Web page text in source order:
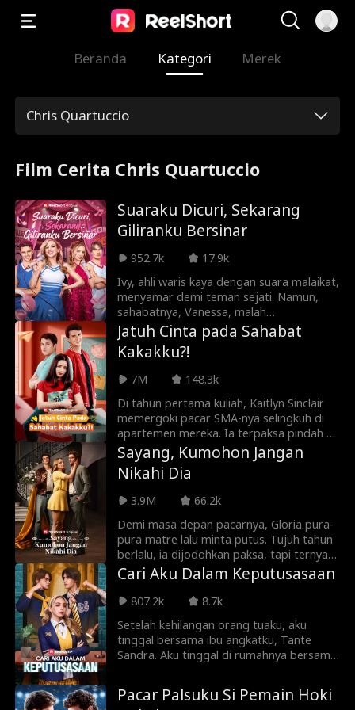
Beranda Kategori Merek
Chris Quartuccio
Film Cerita Chris Quartuccio
Suaraku Dicuri, Sekarang
Giliranku Bersinar
952.7k
17.9k
Ivy, ahli waris kaya dengan suara malaikat,
menyamar demi teman sejati. Namun,
sahabatnya, Vanessa, malah
memanfaatkannya sebagai pengisi suara
rahasia. Pengkhianatan memuncak saat
Ivy memergoki pacarnya berselingkuh
dengan Vanessa! Hancur, Ivy meminta
bantuan sahabat kecilnya, Blake. Akankah
Ivy berani merebut kembali panggungnya
dan mengungkap identitas aslinya?
Jatuh Cinta pada Sahabat
Kakakku?!
7M
148.3k
Di tahun pertama kuliah, Kaitlyn Sinclair
memergoki pacar SMA-nya selingkuh di
apartemen mereka. Ia terpaksa pindah ke
apartemen kakaknya dan tinggal bareng
sahabat sang kakak, mahasiswa S2 di
kampus yang sama. Saat cinta masa
kecilnya bersemi kembali, Kaitlyn dan Cole
harus memperjuangkan hubungan
mereka dari mantan jahat, cewek-cewek
usil, dan yang terparah—kakak Kaitlyn
sendiri yang berusaha memisahkan
mereka.
Sayang, Kumohon Jangan
Nikahi Dia
3.9M
66.2k
Demi masa depan pacarnya, Gloria pura-
pura matre lalu minta putus. Tujuh tahun
berlalu, ia dijodohkan paksa, tapi ternyata
paman tunangannya adalah sang mantan
yang kini sudah sukses. Saat cinta lama
bersemi kembali dan segala
kembali menyatukan mereka.
Cari Aku Dalam Keputusasaan
807.2k
8.7k
Setelah kehilangan orang tuaku, aku
tinggal bersama ibu angkatku, Tante
Sandra. Aku tinggal di rumahnya bersama
mendapat banyak kasih sayang serta
perhatian. Aku kira aku akan menikah
Pacar Palsuku Si Pemain Hoki